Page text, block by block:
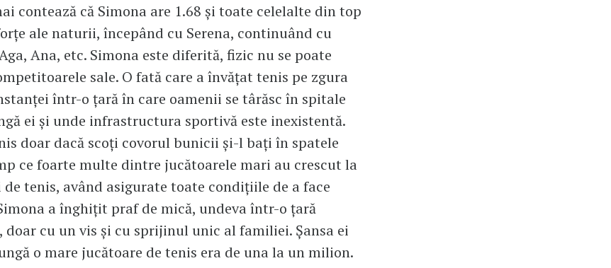
contează că Simona are 1.68 și toate celelalte din top
ale naturii, începând cu Serena, continuând cu
Ana, etc. Simona este diferită, fizic nu se poate
sale. O fată care a învățat tenis pe zgura
într-o țară în care oamenii se târăsc în spitale
ei și unde infrastructura sportivă este inexistentă.
doar dacă scoți covorul bunicii și-l bați în spatele
ce foarte multe dintre jucătoarele mari au crescut la
tenis, având asigurate toate condițiile de a face
a înghițit praf de mică, undeva într-o țară
doar cu un vis și cu sprijinul unic al familiei. Șansa ei
o mare jucătoare de tenis era de una la un milion.